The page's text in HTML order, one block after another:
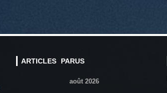
ARTICLES PARUS
août 2026